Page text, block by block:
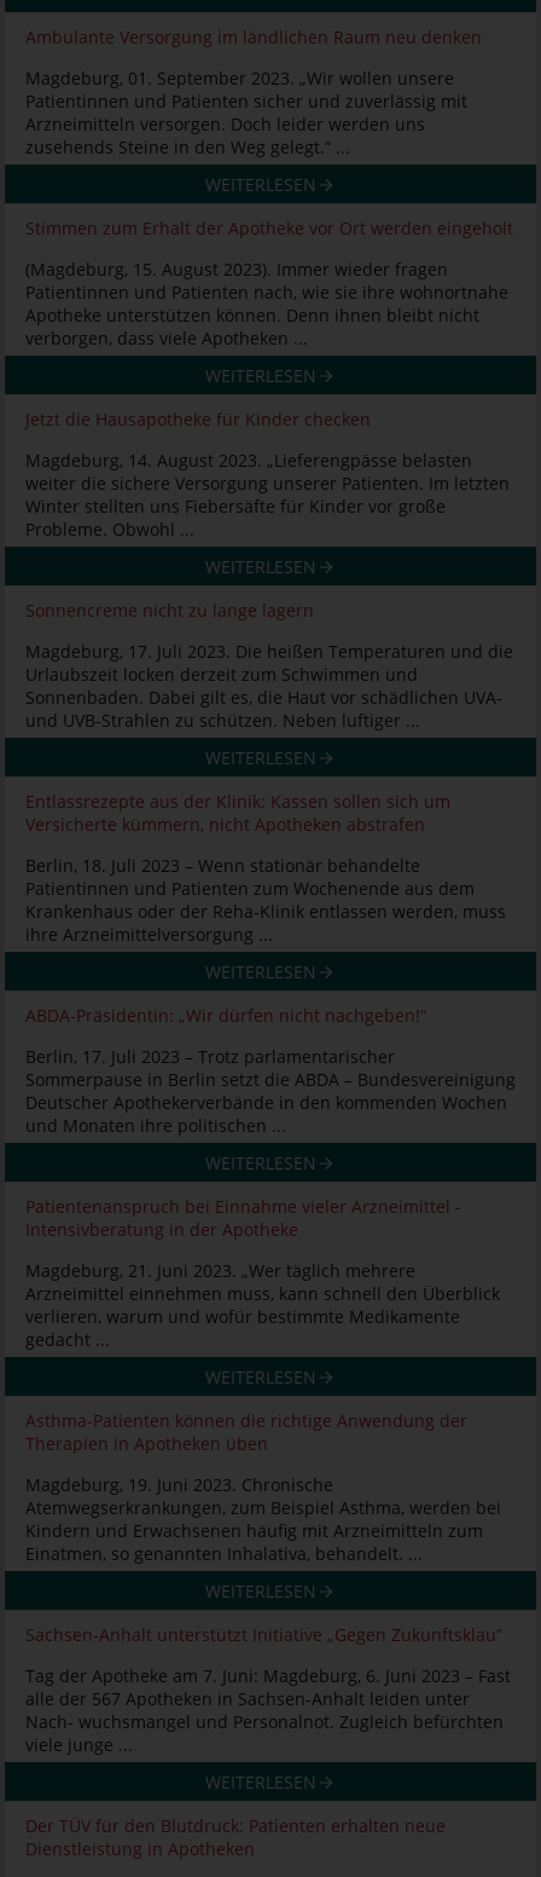
Ambulante Versorgung im ländlichen Raum neu denken
Magdeburg, 01. September 2023. „Wir wollen unsere
Patientinnen und Patienten sicher und zuverlässig mit
Arzneimitteln versorgen. Doch leider werden uns
zusehends Steine in den Weg gelegt.“ ...
WEITERLESEN
Stimmen zum Erhalt der Apotheke vor Ort werden eingeholt
(Magdeburg, 15. August 2023). Immer wieder fragen
Patientinnen und Patienten nach, wie sie ihre wohnortnahe
Apotheke unterstützen können. Denn ihnen bleibt nicht
verborgen, dass viele Apotheken ...
WEITERLESEN
Jetzt die Hausapotheke für Kinder checken
Magdeburg, 14. August 2023. „Lieferengpässe belasten
weiter die sichere Versorgung unserer Patienten. Im letzten
Winter stellten uns Fiebersäfte für Kinder vor große
Probleme. Obwohl ...
WEITERLESEN
Sonnencreme nicht zu lange lagern
Magdeburg, 17. Juli 2023. Die heißen Temperaturen und die
Urlaubszeit locken derzeit zum Schwimmen und
Sonnenbaden. Dabei gilt es, die Haut vor schädlichen UVA-
und UVB-Strahlen zu schützen. Neben luftiger ...
WEITERLESEN
Entlassrezepte aus der Klinik: Kassen sollen sich um
Versicherte kümmern, nicht Apotheken abstrafen
Berlin, 18. Juli 2023 – Wenn stationär behandelte
Patientinnen und Patienten zum Wochenende aus dem
Krankenhaus oder der Reha-Klinik entlassen werden, muss
ihre Arzneimittelversorgung ...
WEITERLESEN
ABDA-Präsidentin: „Wir dürfen nicht nachgeben!“
Berlin, 17. Juli 2023 – Trotz parlamentarischer
Sommerpause in Berlin setzt die ABDA – Bundesvereinigung
Deutscher Apothekerverbände in den kommenden Wochen
und Monaten ihre politischen ...
WEITERLESEN
Patientenanspruch bei Einnahme vieler Arzneimittel -
Intensivberatung in der Apotheke
Magdeburg, 21. Juni 2023. „Wer täglich mehrere
Arzneimittel einnehmen muss, kann schnell den Überblick
verlieren, warum und wofür bestimmte Medikamente
gedacht ...
WEITERLESEN
Asthma-Patienten können die richtige Anwendung der
Therapien in Apotheken üben
Magdeburg, 19. Juni 2023. Chronische
Atemwegserkrankungen, zum Beispiel Asthma, werden bei
Kindern und Erwachsenen häufig mit Arzneimitteln zum
Einatmen, so genannten Inhalativa, behandelt. ...
WEITERLESEN
Sachsen-Anhalt unterstützt Initiative „Gegen Zukunftsklau“
Tag der Apotheke am 7. Juni: Magdeburg, 6. Juni 2023 – Fast
alle der 567 Apotheken in Sachsen-Anhalt leiden unter
Nach- wuchsmangel und Personalnot. Zugleich befürchten
viele junge ...
WEITERLESEN
Der TÜV für den Blutdruck: Patienten erhalten neue
Dienstleistung in Apotheken